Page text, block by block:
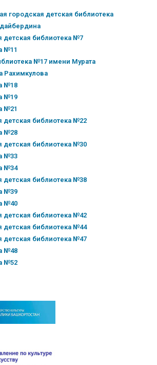
городская детская библиотека
детская библиотека №7
№11
№17 имени Мурата
Рахимкулова
№18
№19
№21
библиотека №22
№28
библиотека №30
№33
№34
библиотека №38
№39
№40
библиотека №42
библиотека №44
библиотека №47
№48
№52